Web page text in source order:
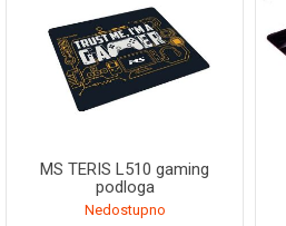
MS TERIS L510 gaming
podloga
Nedostupno